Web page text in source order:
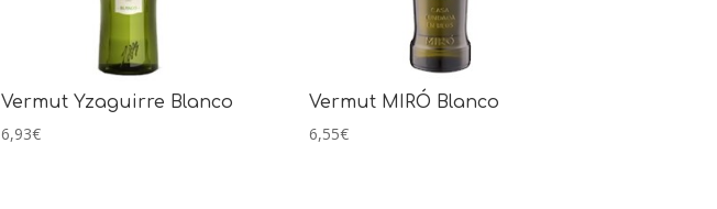
Vermut Yzaguirre Blanco
6,93€
Vermut MIRÓ Blanco
6,55€